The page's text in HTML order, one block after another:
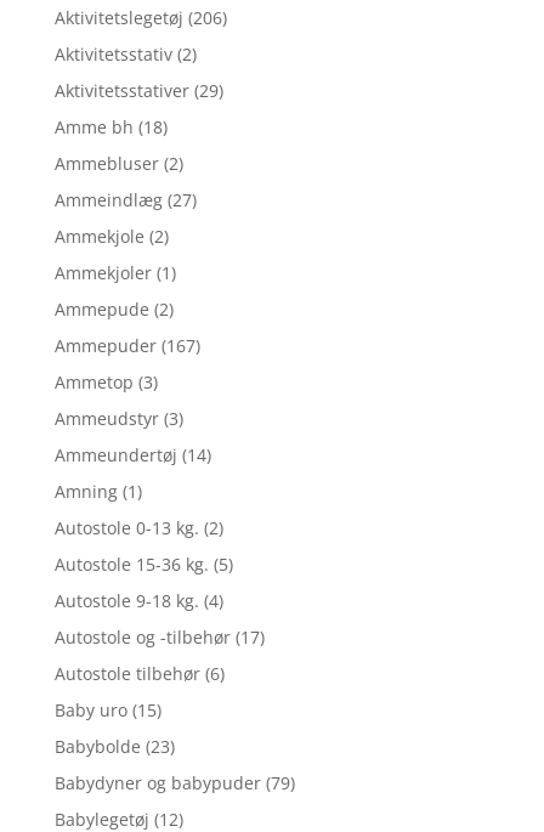
Aktivitetslegetøj (206)
Aktivitetsstativ (2)
Aktivitetsstativer (29)
Amme bh (18)
Ammebluser (2)
Ammeindlæg (27)
Ammekjole (2)
Ammekjoler (1)
Ammepude (2)
Ammepuder (167)
Ammetop (3)
Ammeudstyr (3)
Ammeundertøj (14)
Amning (1)
Autostole 0-13 kg. (2)
Autostole 15-36 kg. (5)
Autostole 9-18 kg. (4)
Autostole og -tilbehør (17)
Autostole tilbehør (6)
Baby uro (15)
Babybolde (23)
Babydyner og babypuder (79)
Babylegetøj (12)